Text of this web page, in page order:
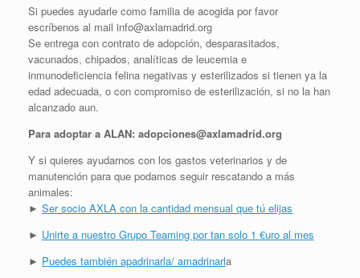
Si puedes ayudarle como familia de acogida por favor
escríbenos al mail info@axlamadrid.org
Se entrega con contrato de adopción, desparasitados,
vacunados, chipados, analíticas de leucemia e
inmunodeficiencia felina negativas y esterilizados si tienen ya la
edad adecuada, o con compromiso de esterilización, si no la han
alcanzado aun.
Para adoptar a ALAN: adopciones@axlamadrid.org
Y si quieres ayudarnos con los gastos veterinarios y de
manutención para que podamos seguir rescatando a más
animales:
► Ser socio AXLA con la cantidad mensual que tú elijas
► Unirte a nuestro Grupo Teaming por tan solo 1 €uro al mes
► Puedes también apadrinarla/ amadrinarla